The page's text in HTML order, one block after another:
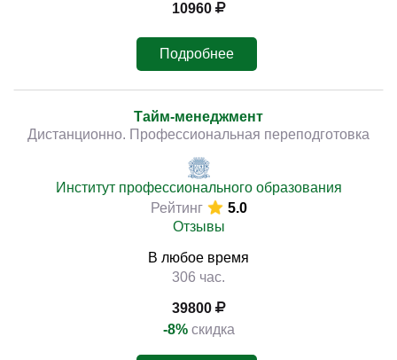
10960
Подробнее
Тайм-менеджмент
Дистанционно. Профессиональная переподготовка
Институт профессионального образования
Рейтинг
5.0
Отзывы
В любое время
306 час.
39800
-8% скидка